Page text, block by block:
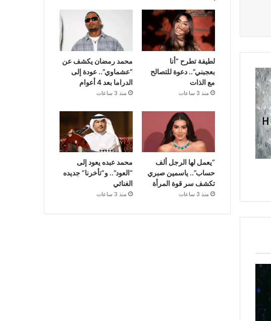
لطيفة تطرح “أنا
بعجبني”.. دعوة للتصالح
مع الذات
منذ 3 ساعات
محمد رمضان يكشف عن
“عشماوي”.. عودة إلى
الدراما بعد 4 أعوام
منذ 3 ساعات
“يعمل لها الرجل ألف
حساب”.. ياسمين صبري
تكشف سر قوة المرأة
منذ 3 ساعات
محمد عبده يعود إلى
“العود”.. و”تأخرنا” جديده
الغنائي
منذ 3 ساعات